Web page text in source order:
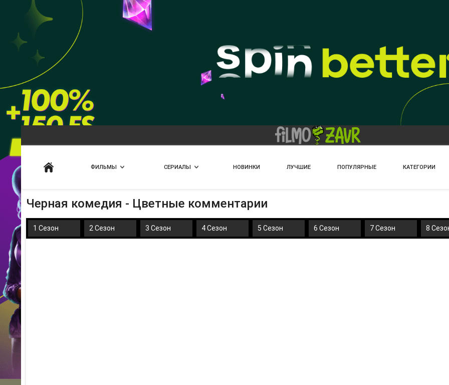
ФИЛЬМЫ СЕРИАЛЫ НОВИНКИ ЛУЧШИЕ ПОПУЛЯРНЫЕ КАТЕГОРИИ
Черная комедия - Цветные комментарии
1 Сезон 2 Сезон 3 Сезон 4 Сезон 5 Сезон 6 Сезон 7 Сезон 8